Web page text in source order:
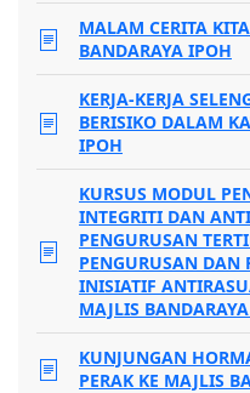
MALAM CERITA
BANDARAYA IPOH
KERJA-KERJA
BERISIKO DALAM
IPOH
KURSUS MODUL
INTEGRITI DAN
PENGURUSAN
PENGURUSAN DAN
INISIATIF
MAJLIS
KUNJUNGAN
PERAK KE MAJLIS